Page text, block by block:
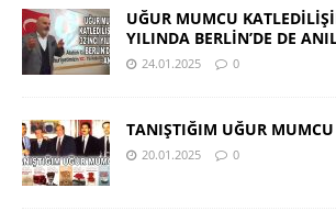
UĞUR MUMCU
YILINDA BERLİN’DE DE
24.01.2025 0
TANIŞTIĞIM UĞUR MUMCU
20.01.2025 0